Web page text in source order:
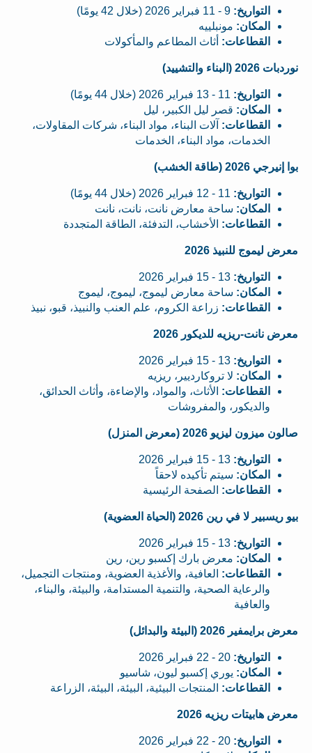
التواريخ:
المكان: مونبلييه
القطاعات: أثاث المطاعم والمأكولات
نوردبات 2026 (البناء والتشييد)
التواريخ:
المكان: قصر ليل الكبير، ليل
القطاعات: آلات البناء، مواد البناء، شركات المقاولات،
الخدمات، مواد البناء، الخدمات
بوا إنيرجي 2026 (طاقة الخشب)
التواريخ:
المكان: ساحة معارض نانت، نانت، نانت
القطاعات: الأخشاب، التدفئة، الطاقة المتجددة
معرض ليموج للنبيذ 2026
التواريخ:
المكان: ساحة معارض ليموج، ليموج، ليموج
القطاعات: زراعة الكروم، علم العنب والنبيذ، قبو، نبيذ
معرض نانت-ريزيه للديكور 2026
التواريخ:
المكان: لا تروكارديير، ريزيه
القطاعات: الأثاث، والمواد، والإضاءة، وأثاث الحدائق،
والديكور، والمفروشات
صالون ميزون ليزيو 2026 (معرض المنزل)
التواريخ:
المكان: سيتم تأكيده لاحقاً
القطاعات: الصفحة الرئيسية
بيو ريسبير لا في رين 2026 (الحياة العضوية)
التواريخ:
المكان: معرض بارك إكسبو رين، رين
القطاعات: العافية، والأغذية العضوية، ومنتجات التجميل،
والرعاية الصحية، والتنمية المستدامة، والبيئة، والبناء،
والعافية
معرض برايمفير 2026 (البيئة والبدائل)
التواريخ:
المكان: يوري إكسبو ليون، شاسيو
القطاعات: المنتجات البيئية، البيئة، البيئة، الزراعة
معرض هابيتات ريزيه 2026
التواريخ: